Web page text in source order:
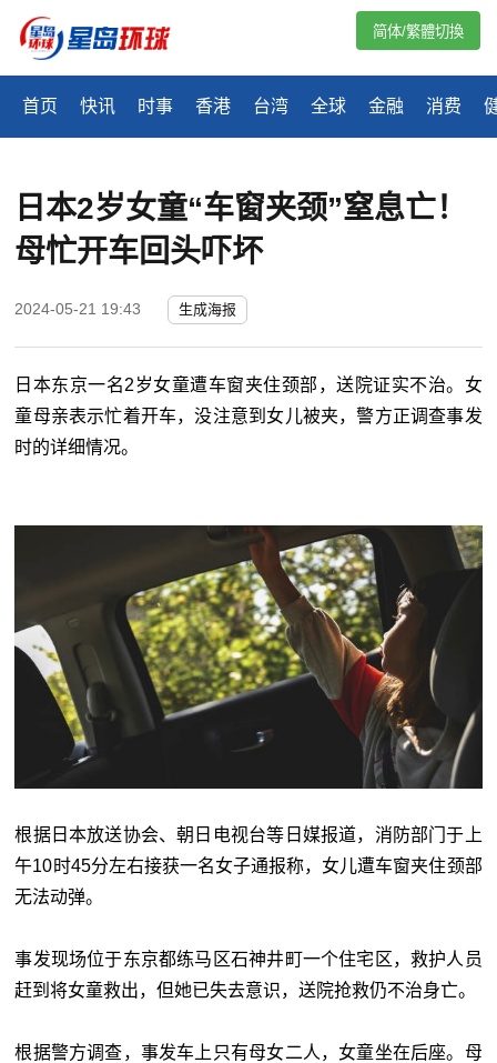
首页 快讯 时事 香港 台湾 全球 金融 消费
简体/繁體切換
日本2岁女童“车窗夹颈”窒息亡！
母忙开车回头吓坏
2024-05-21 19:43 生成海报
日本东京一名2岁女童遭车窗夹住颈部，送院证实不治。女
童母亲表示忙着开车，没注意到女儿被夹，警方正调查事发
时的详细情况。
根据日本放送协会、朝日电视台等日媒报道，消防部门于上
午10时45分左右接获一名女子通报称，女儿遭车窗夹住颈部
无法动弹。
事发现场位于东京都练马区石神井町一个住宅区，救护人员
赶到将女童救出，但她已失去意识，送院抢救仍不治身亡。
根据警方调查，事发车上只有母女二人，女童坐在后座。母